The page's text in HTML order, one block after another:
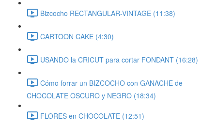
Bizcocho RECTANGULAR-VINTAGE (11:38)
CARTOON CAKE (4:30)
USANDO la CRICUT para cortar FONDANT (16:28)
Cómo forrar un BIZCOCHO con GANACHE de
CHOCOLATE OSCURO y NEGRO (18:34)
FLORES en CHOCOLATE (12:51)